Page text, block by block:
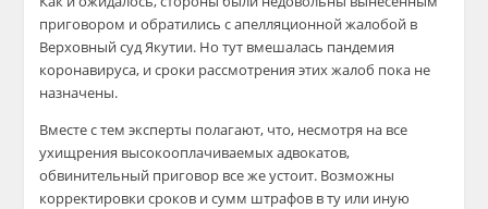
приговором и обратились с апелляционной жалобой в
Верховный суд Якутии. Но тут вмешалась пандемия
коронавируса, и сроки рассмотрения этих жалоб пока не
назначены.
Вместе с тем эксперты полагают, что, несмотря на все
ухищрения высокооплачиваемых адвокатов,
обвинительный приговор все же устоит. Возможны
корректировки сроков и сумм штрафов в ту или иную